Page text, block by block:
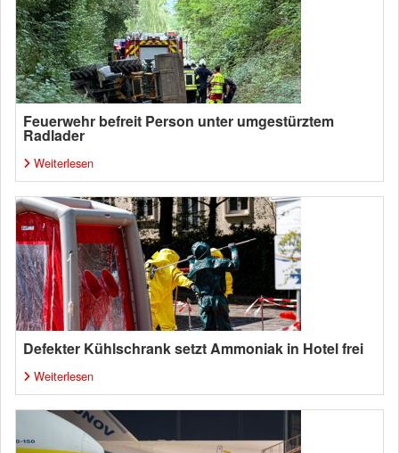
Feuerwehr befreit Person unter umgestürztem
Radlader
Weiterlesen
Defekter Kühlschrank setzt Ammoniak in Hotel frei
Weiterlesen